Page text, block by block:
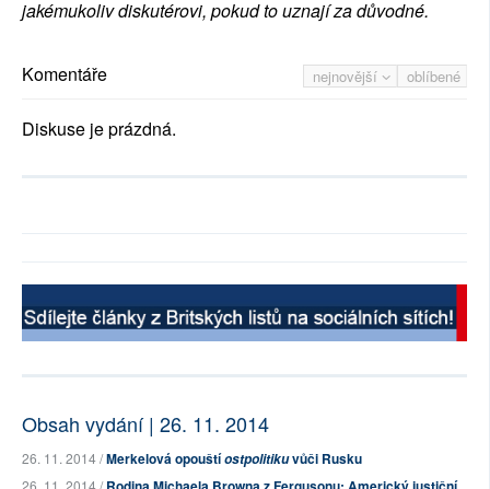
jakémukoliv diskutérovi, pokud to uznají za důvodné.
nejnovější oblíbené
Komentáře
Diskuse je prázdná.
Obsah vydání | 26. 11. 2014
26. 11. 2014 /Merkelová opouštíostpolitikuvůči Rusku